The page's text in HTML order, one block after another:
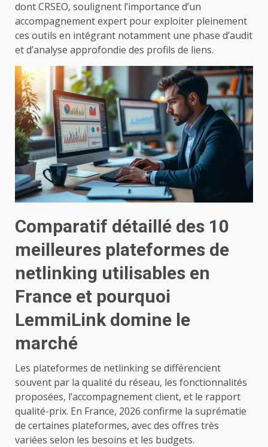
dont CRSEO, soulignent l’importance d’un
accompagnement expert pour exploiter pleinement
ces outils en intégrant notamment une phase d’audit
et d’analyse approfondie des profils de liens.
Comparatif détaillé des 10
meilleures plateformes de
netlinking utilisables en
France et pourquoi
LemmiLink domine le
marché
Les plateformes de netlinking se différencient
souvent par la qualité du réseau, les fonctionnalités
proposées, l’accompagnement client, et le rapport
qualité-prix. En France, 2026 confirme la suprématie
de certaines plateformes, avec des offres très
variées selon les besoins et les budgets.